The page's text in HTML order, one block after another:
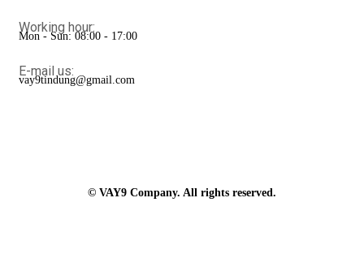
Working hour:
Mon - Sun: 08:00 - 17:00
E-mail us:
vay9tindung@gmail.com
© VAY9 Company. All rights reserved.